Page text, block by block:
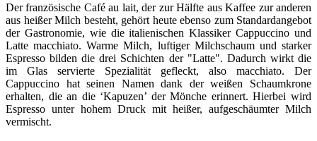
Der französische Café au lait, der zur Hälfte aus Kaffee zur anderen
aus heißer Milch besteht, gehört heute ebenso zum Standardangebot
der Gastronomie, wie die italienischen Klassiker Cappuccino und
Latte macchiato. Warme Milch, luftiger Milchschaum und starker
Espresso bilden die drei Schichten der "Latte". Dadurch wirkt die
im Glas servierte Spezialität gefleckt, also macchiato. Der
Cappuccino hat seinen Namen dank der weißen Schaumkrone
erhalten, die an die ‘Kapuzen’ der Mönche erinnert. Hierbei wird
Espresso unter hohem Druck mit heißer, aufgeschäumter Milch
vermischt.